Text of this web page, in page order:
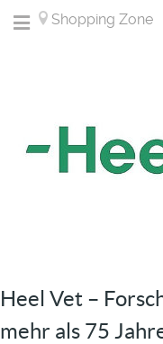
Shopping Zone
Heel Vet –
mehr als 75